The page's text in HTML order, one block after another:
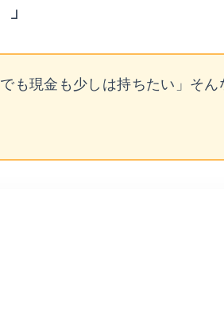
も現金も少しは持ちたい」そ